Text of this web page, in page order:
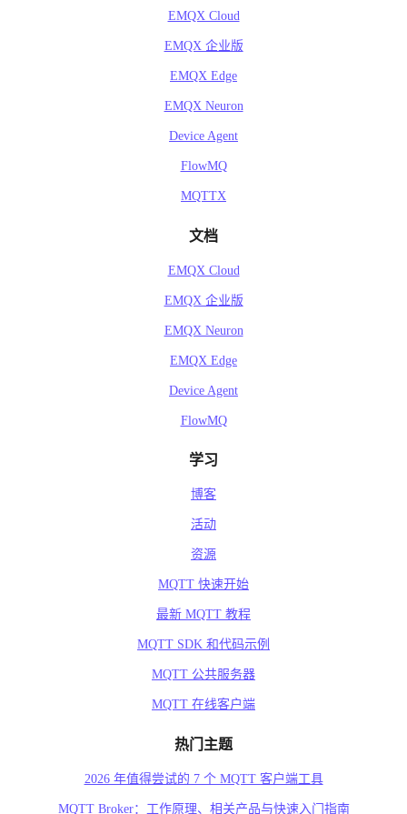
EMQX Cloud
EMQX 企业版
EMQX Edge
EMQX Neuron
Device Agent
FlowMQ
MQTTX
文档
EMQX Cloud
EMQX 企业版
EMQX Neuron
EMQX Edge
Device Agent
FlowMQ
学习
博客
活动
资源
MQTT 快速开始
最新 MQTT 教程
MQTT SDK 和代码示例
MQTT 公共服务器
MQTT 在线客户端
热门主题
2026 年值得尝试的 7 个 MQTT 客户端工具
MQTT Broker：工作原理、相关产品与快速入门指南